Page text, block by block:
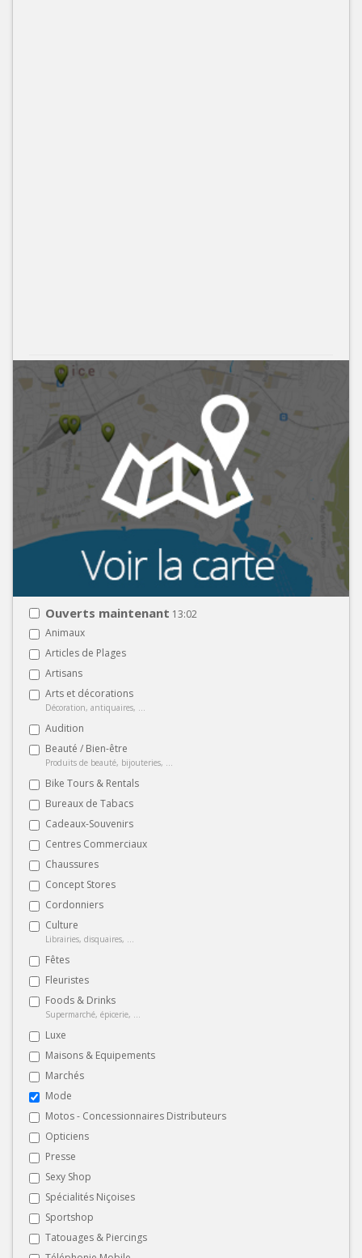
Ouverts maintenant 13:02
Animaux
Articles de Plages
Artisans
Arts et décorations
Décoration, antiquaires, ...
Audition
Beauté / Bien-être
Produits de beauté, bijouteries, ...
Bike Tours & Rentals
Bureaux de Tabacs
Cadeaux-Souvenirs
Centres Commerciaux
Chaussures
Concept Stores
Cordonniers
Culture
Librairies, disquaires, ...
Fêtes
Fleuristes
Foods & Drinks
Supermarché, épicerie, ...
Luxe
Maisons & Equipements
Marchés
Mode
Motos - Concessionnaires Distributeurs
Opticiens
Presse
Sexy Shop
Spécialités Niçoises
Sportshop
Tatouages & Piercings